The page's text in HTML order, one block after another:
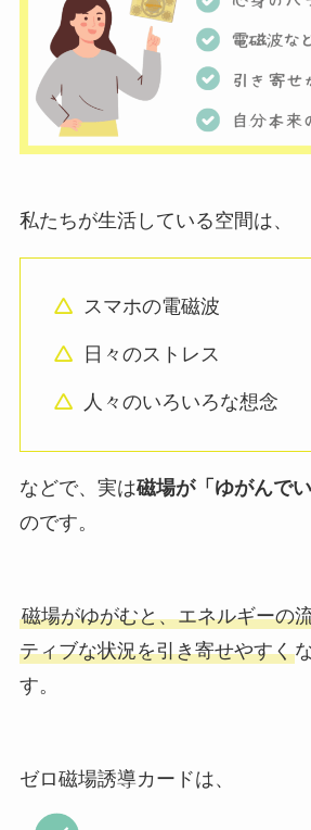
私たちが生活している空間は、
スマホの電磁波
日々のストレス
人々のいろいろな想念
などで、実は磁場が「ゆがんで
のです。
磁場がゆがむと、エネルギーの
ティブな状況を引き寄せやすく
す。
ゼロ磁場誘導カードは、